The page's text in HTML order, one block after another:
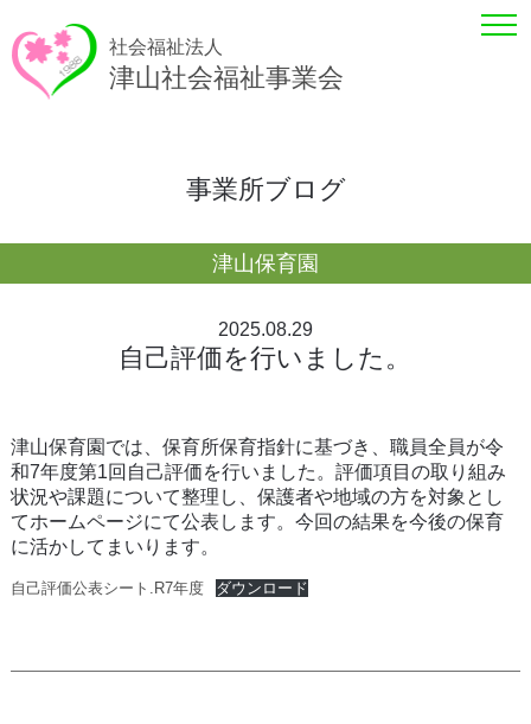
社会福祉法人
津山社会福祉事業会
事業所ブログ
津山保育園
2025.08.29
自己評価を行いました。
津山保育園では、保育所保育指針に基づき、職員全員が令
和7年度第1回自己評価を行いました。評価項目の取り組み
状況や課題について整理し、保護者や地域の方を対象とし
てホームページにて公表します。今回の結果を今後の保育
に活かしてまいります。
自己評価公表シート.R7年度 ダウンロード